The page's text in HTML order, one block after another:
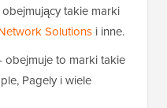
takie marki
Solutions i inne.
obejmuje to marki takie
Pagely i wiele